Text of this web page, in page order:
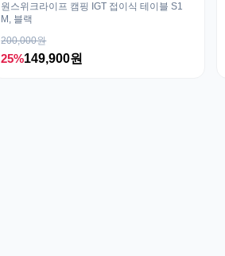
원스위크라이프 캠핑 IGT 접이식 테이블 S1
M, 블랙
200,000원
25%149,900원